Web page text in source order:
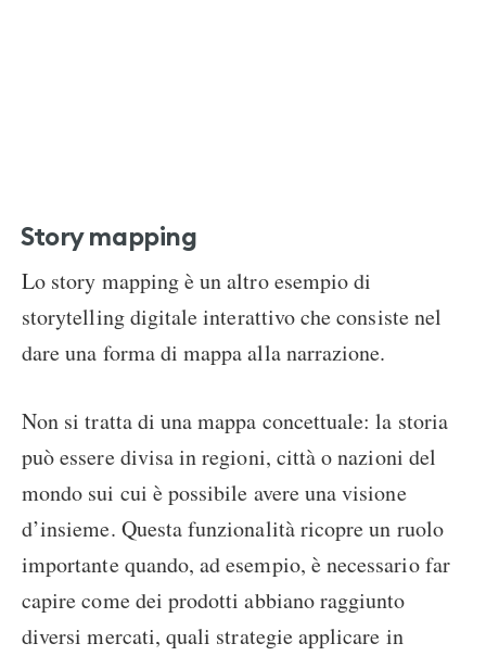
Story mapping
Lo story mapping è un altro esempio di
storytelling digitale interattivo che consiste nel
dare una forma di mappa alla narrazione.
Non si tratta di una mappa concettuale: la storia
può essere divisa in regioni, città o nazioni del
mondo sui cui è possibile avere una visione
d’insieme. Questa funzionalità ricopre un ruolo
importante quando, ad esempio, è necessario far
capire come dei prodotti abbiano raggiunto
diversi mercati, quali strategie applicare in